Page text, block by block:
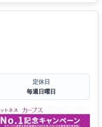
定休日
毎週日曜日